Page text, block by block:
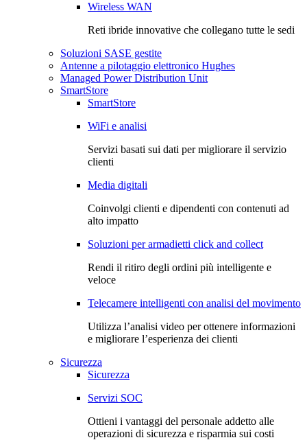
Wireless WAN
Reti ibride innovative che collegano tutte le sedi
Soluzioni SASE gestite
Antenne a pilotaggio elettronico Hughes
Managed Power Distribution Unit
SmartStore
SmartStore
WiFi e analisi
Servizi basati sui dati per migliorare il servizio
clienti
Media digitali
Coinvolgi clienti e dipendenti con contenuti ad
alto impatto
Soluzioni per armadietti click and collect
Rendi il ritiro degli ordini più intelligente e
veloce
Telecamere intelligenti con analisi del movimento
Utilizza l’analisi video per ottenere informazioni
e migliorare l’esperienza dei clienti
Sicurezza
Sicurezza
Servizi SOC
Ottieni i vantaggi del personale addetto alle
operazioni di sicurezza e risparmia sui costi